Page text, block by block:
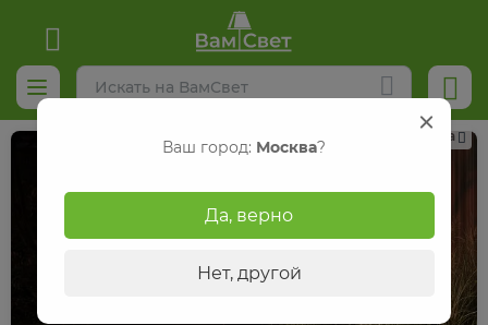
Реклама
Ваш город: Москва?
Да, верно
Нет, другой